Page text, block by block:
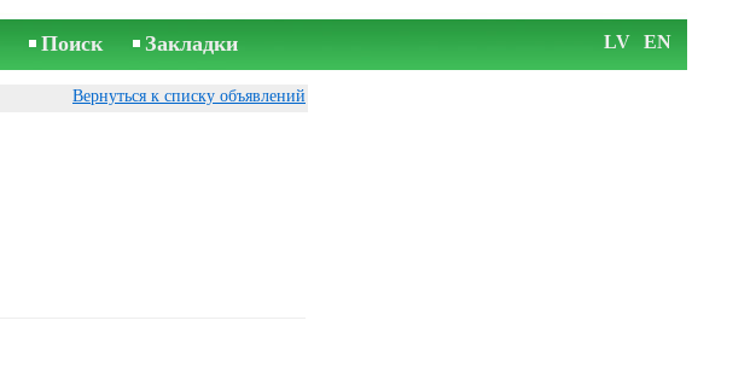
Поиск Закладки LV EN
Вернуться к списку объявлений